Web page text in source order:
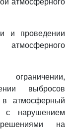
атмосферного
и проведении
атмосферного
выбросов
в атмосферный
с нарушением
на